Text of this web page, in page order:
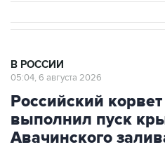
В РОССИИ
05:04, 6 августа 2026
Российский
выполнил пуск
Авачинского